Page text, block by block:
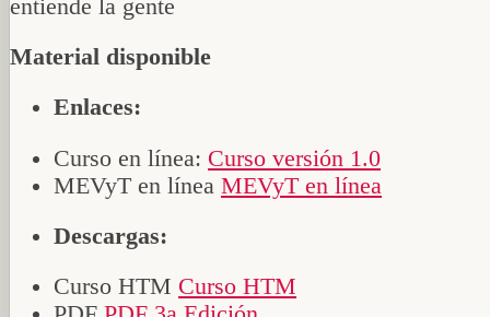
Material disponible
Enlaces:
Curso en línea: Curso versión 1.0
MEVyT en línea MEVyT en línea
Descargas:
Curso HTM Curso HTM